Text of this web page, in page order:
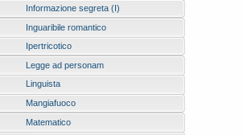
Informazione segreta (I)
Inguaribile romantico
Ipertricotico
Legge ad personam
Linguista
Mangiafuoco
Matematico